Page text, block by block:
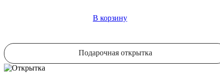
В корзину
Подарочная открытка